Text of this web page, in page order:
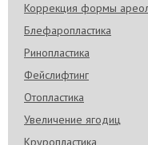
Коррекция формы
Блефаропластика
Ринопластика
Фейслифтинг
Отопластика
Увеличение ягодиц
Круропластика